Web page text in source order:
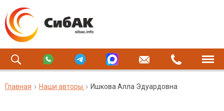
Главная Наши авторы Ишкова Алла Эдуардовна